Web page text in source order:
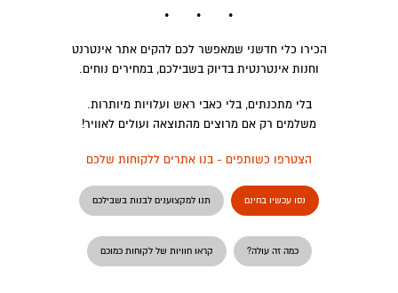
הכירו כלי חדשני שמאפשר לכם להקים אתר אינטרנט
וחנות אינטרנטית בדיוק בשבילכם, במחירים נוחים.
בלי מתכנתים, בלי כאבי ראש ועלויות מיותרות.
משלמים רק אם מרוצים מהתוצאה ועולים לאוויר!
הצטרפו כשותפים - בנו אתרים ללקוחות שלכם
נסו עכשיו בחינם תנו למקצוענים לבנות בשבילכם
כמה זה עולה? קראו חוויות של לקוחות כמוכם